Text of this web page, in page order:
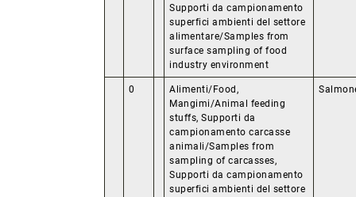
Supporti da campionamento
superfici ambienti del settore
alimentare/Samples from
surface sampling of food
industry environment
0
Alimenti/Food,
Mangimi/Animal feeding
stuffs, Supporti da
campionamento carcasse
animali/Samples from
sampling of carcasses,
Supporti da campionamento
superfici ambienti del settore